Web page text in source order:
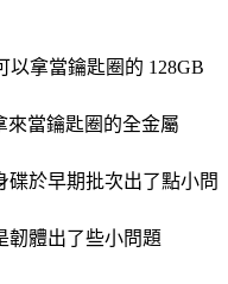
以拿當鑰匙圈的 128GB
來當鑰匙圈的全金屬
碟於早期批次出了點小問
韌體出了些小問題